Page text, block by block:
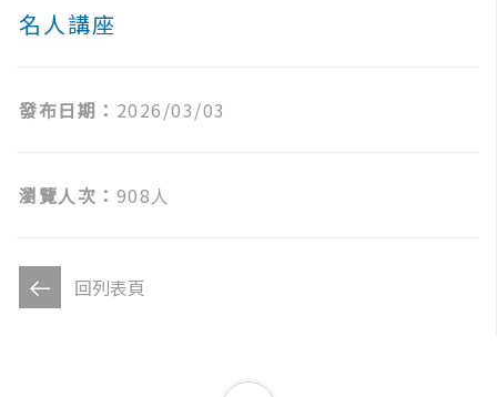
名人講座
發布日期： 2026/03/03
瀏覽人次： 908人
回列表頁